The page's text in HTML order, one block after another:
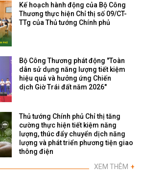
Kế hoạch hành động của Bộ Công
Thương thực hiện Chỉ thị số 09/CT-
TTg của Thủ tướng Chính phủ
Bộ Công Thương phát động "Toàn
dân sử dụng năng lượng tiết kiệm
hiệu quả và hưởng ứng Chiến
dịch Giờ Trái đất năm 2026"
Thủ tướng Chính phủ Chỉ thị tăng
cường thực hiện tiết kiệm năng
lượng, thúc đẩy chuyển dịch năng
lượng và phát triển phương tiện giao
thông điện
XEM THÊM +